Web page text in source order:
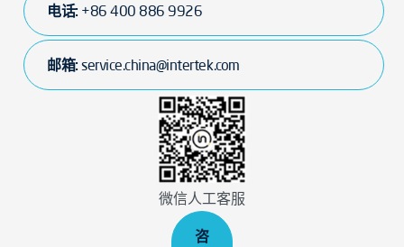
电话: +86 400 886 9926
邮箱:service.china@intertek.com
微信人工客服
咨